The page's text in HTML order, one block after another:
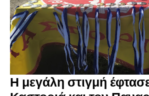
Η μεγάλη στιγμή